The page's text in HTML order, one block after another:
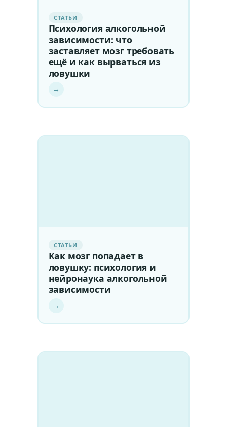
СТАТЬИ
Психология алкогольной
зависимости: что
заставляет мозг требовать
ещё и как вырваться из
ловушки
→
СТАТЬИ
Как мозг попадает в
ловушку: психология и
нейронаука алкогольной
зависимости
→